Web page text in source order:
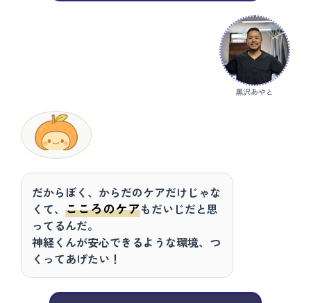
黒沢あやと
だからぼく、からだのケアだけじゃな
くて、 こころのケアもだいじだと思
ってるんだ。
神経くんが安心できるような環境、つ
くってあげたい！